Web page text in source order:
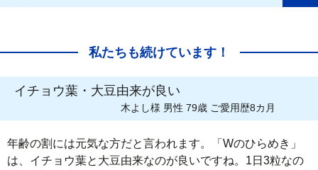
私たちも続けています！
イチョウ葉・大豆由来が良い
木よし様 男性 79歳 ご愛用歴8カ月
年齢の割には元気な方だと言われます。「Wのひらめき」
は、イチョウ葉と大豆由来なのが良いですね。1日3粒なの